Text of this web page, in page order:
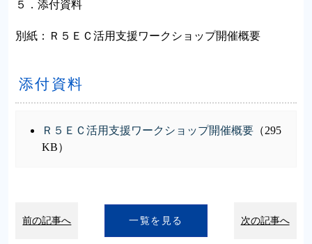
５．添付資料
別紙：Ｒ５ＥＣ活用支援ワークショップ開催概要
添付資料
Ｒ５ＥＣ活用支援ワークショップ開催概要 （295
KB）
前の記事へ 一覧を見る 次の記事へ